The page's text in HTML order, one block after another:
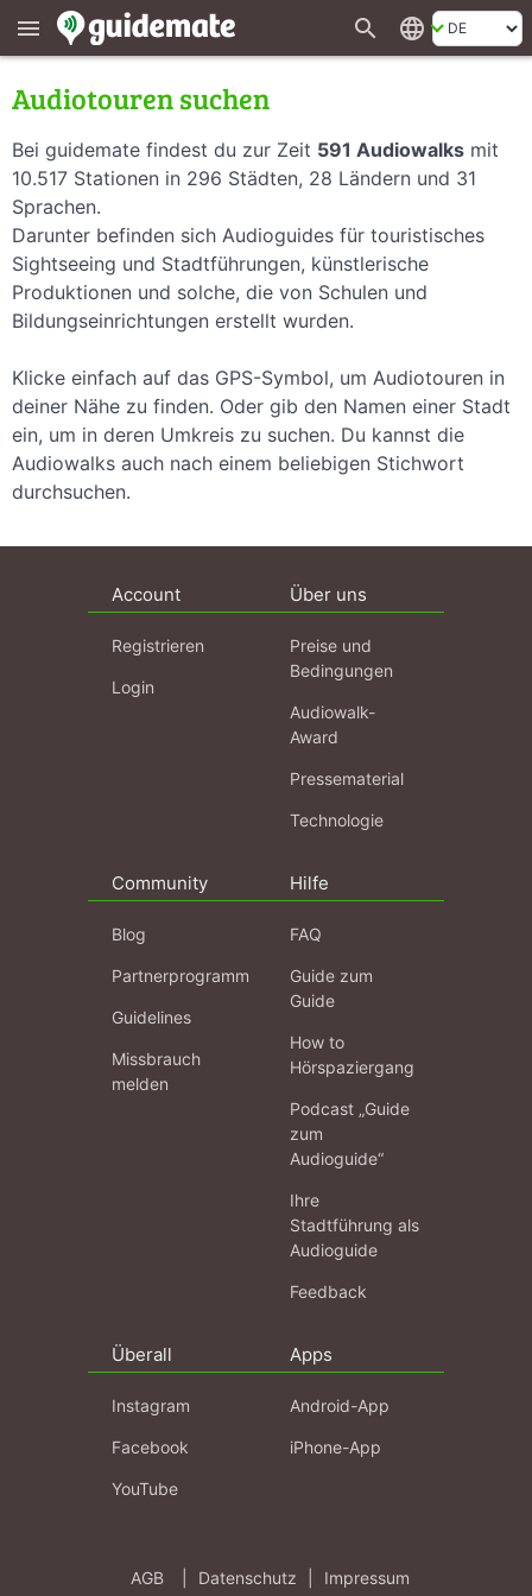
menu search language
Audiotouren suchen
Bei guidemate findest du zur Zeit 591 Audiowalks mit
10.517 Stationen in 296 Städten, 28 Ländern und 31
Sprachen.
Darunter befinden sich Audioguides für touristisches
Sightseeing und Stadtführungen, künstlerische
Produktionen und solche, die von Schulen und
Bildungseinrichtungen erstellt wurden.
Klicke einfach auf das GPS-Symbol, um Audiotouren in
deiner Nähe zu finden. Oder gib den Namen einer Stadt
ein, um in deren Umkreis zu suchen. Du kannst die
Audiowalks auch nach einem beliebigen Stichwort
durchsuchen.
Account
Registrieren
Login
Über uns
Preise und
Bedingungen
Audiowalk-
Award
Pressematerial
Technologie
Community
Blog
Partnerprogramm
Guidelines
Missbrauch
melden
Hilfe
FAQ
Guide zum
Guide
How to
Hörspaziergang
Podcast „Guide
zum
Audioguide“
Ihre
Stadtführung als
Audioguide
Feedback
Überall
Instagram
Facebook
YouTube
Apps
Android-App
iPhone-App
AGB Datenschutz Impressum